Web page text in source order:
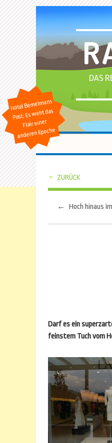
DAS
Hotel Bemelmans
Post: Es weht das
Flair einer
anderen Epoche
ZURÜCK
← Hoch hinaus
Darf es ein
feinstem Tuch vom